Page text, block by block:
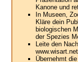
Kanone und
In Museen,
Kläre dein
biologischen
der Spezies
Leite den
Übernehmt